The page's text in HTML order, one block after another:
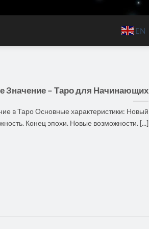
EN
Значение – Таро для Начинающих
в Таро Основные характеристики: Новый
Конец эпохи. Новые возможности. [...]